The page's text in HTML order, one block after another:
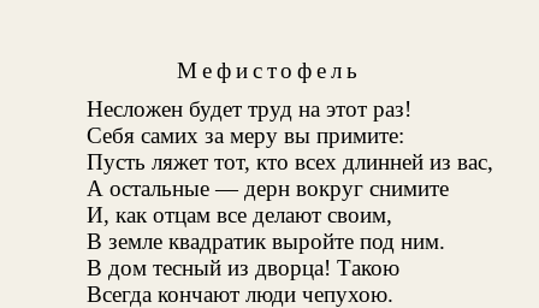
Мефистофель
Несложен будет труд на этот раз!
Себя самих за меру вы примите:
Пусть ляжет тот, кто всех длинней из вас,
А остальные — дерн вокруг снимите
И, как отцам все делают своим,
В земле квадратик выройте под ним.
В дом тесный из дворца! Такою
Всегда кончают люди чепухою.